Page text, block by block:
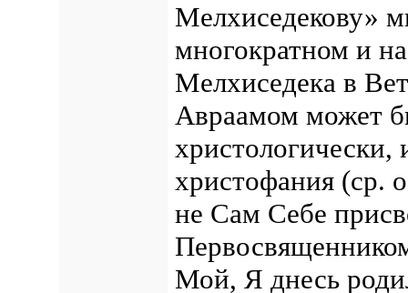
Мелхиседекову»
многократном и
Мелхиседека в
Авраамом может
христологически,
христофания (ср.
не Сам Себе
Мой, Я днесь